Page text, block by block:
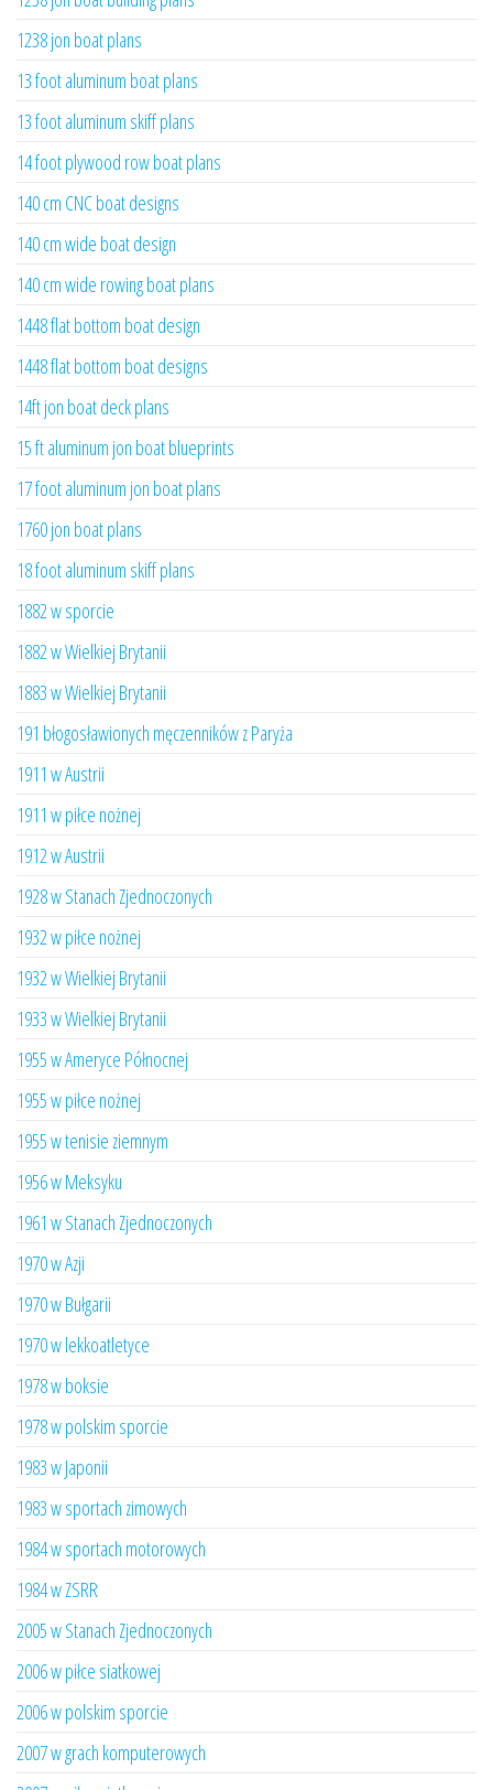
1238 jon boat plans
13 foot aluminum boat plans
13 foot aluminum skiff plans
14 foot plywood row boat plans
140 cm CNC boat designs
140 cm wide boat design
140 cm wide rowing boat plans
1448 flat bottom boat design
1448 flat bottom boat designs
14ft jon boat deck plans
15 ft aluminum jon boat blueprints
17 foot aluminum jon boat plans
1760 jon boat plans
18 foot aluminum skiff plans
1882 w sporcie
1882 w Wielkiej Brytanii
1883 w Wielkiej Brytanii
191 błogosławionych męczenników z Paryża
1911 w Austrii
1911 w piłce nożnej
1912 w Austrii
1928 w Stanach Zjednoczonych
1932 w piłce nożnej
1932 w Wielkiej Brytanii
1933 w Wielkiej Brytanii
1955 w Ameryce Północnej
1955 w piłce nożnej
1955 w tenisie ziemnym
1956 w Meksyku
1961 w Stanach Zjednoczonych
1970 w Azji
1970 w Bułgarii
1970 w lekkoatletyce
1978 w boksie
1978 w polskim sporcie
1983 w Japonii
1983 w sportach zimowych
1984 w sportach motorowych
1984 w ZSRR
2005 w Stanach Zjednoczonych
2006 w piłce siatkowej
2006 w polskim sporcie
2007 w grach komputerowych